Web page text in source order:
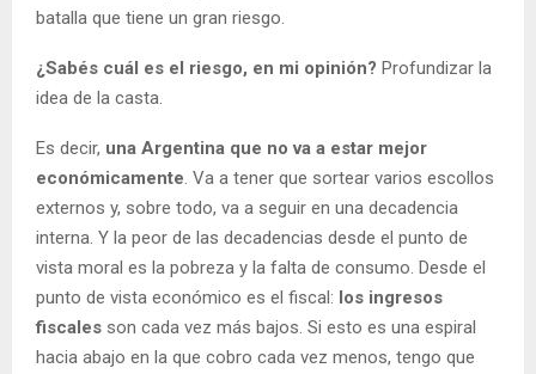
batalla que tiene un gran riesgo.
¿Sabés cuál es el riesgo, en mi opinión? Profundizar la
idea de la casta.
Es decir, una Argentina que no va a estar mejor
económicamente. Va a tener que sortear varios escollos
externos y, sobre todo, va a seguir en una decadencia
interna. Y la peor de las decadencias desde el punto de
vista moral es la pobreza y la falta de consumo. Desde el
punto de vista económico es el fiscal: los ingresos
fiscales son cada vez más bajos. Si esto es una espiral
hacia abajo en la que cobro cada vez menos, tengo que